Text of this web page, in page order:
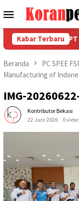
ke
Menu
Mobile
Kabar Terbaru
RI ke-81, PT Sumi
Beranda
PC SPEE
Manufacturing of
IMG-
Kontributor Bekasi
22 Juni 2026
0